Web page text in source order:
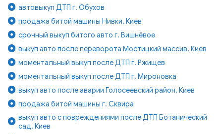
автовыкуп ДТП г. Обухов
продажа битой машины Нивки, Киев
срочный выкуп битого авто г. Вишнёвое
выкуп авто после переворота Мостицкий массив, Киев
моментальный выкуп после ДТП г. Ржищев
моментальный выкуп после ДТП г. Мироновка
выкуп авто после аварии Голосеевский район, Киев
продажа битой машины г. Сквира
выкуп авто с повреждениями после ДТП Ботанический
сад, Киев